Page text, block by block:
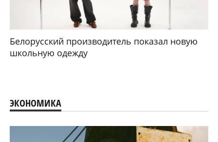
Белорусский производитель показал новую
школьную одежду
ЭКОНОМИКА